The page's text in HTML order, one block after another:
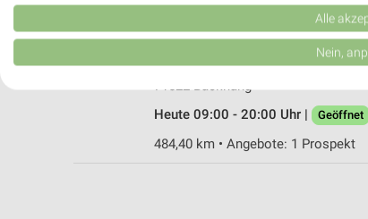
Sulzbacher Straße 1
71522 Backnang
Heute 09:00 - 20:00 Uhr |
Geöffnet
484,40 km • Angebote: 1 Prospekt
Verwendung reduzierter Daten zur Auswahl von
Erstellung von Profilen für personalisierte Werbung
Erstellung von Profilen zur Personalisierung von Inhalten
Alle
Nein,